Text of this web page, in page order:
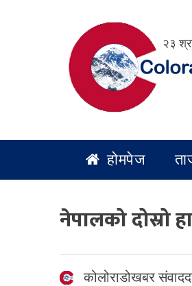
२३
होमपेज
नेपालको दोस्रो
कोलोराडोखबर